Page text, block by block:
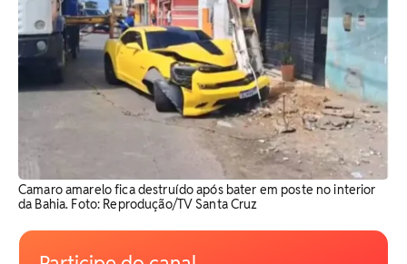
Camaro amarelo fica destruído após bater em poste no interior
da Bahia. Foto: Reprodução/TV Santa Cruz